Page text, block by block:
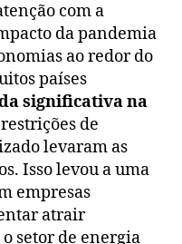
com a
da pandemia
ao redor do
países
significativa na
de
levaram as
Isso levou a uma
empresas
atrair
setor de energia